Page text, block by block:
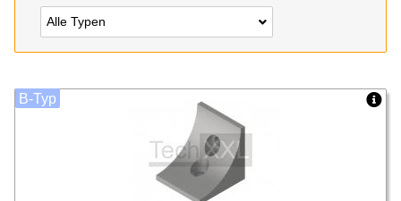
Alle Typen
B-Typ